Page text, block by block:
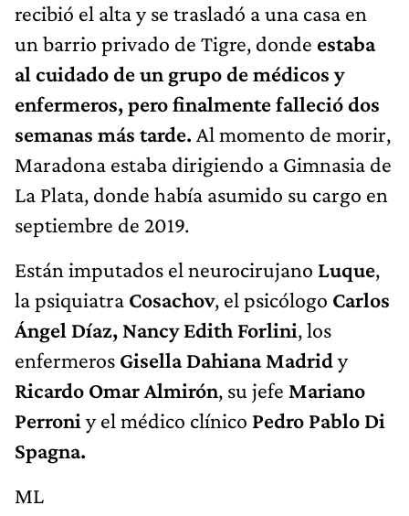
recibió el alta y se trasladó a una casa en
un barrio privado de Tigre, donde estaba
al cuidado de un grupo de médicos y
enfermeros, pero finalmente falleció dos
semanas más tarde. Al momento de morir,
Maradona estaba dirigiendo a Gimnasia de
La Plata, donde había asumido su cargo en
septiembre de 2019.
Están imputados el neurocirujano Luque,
la psiquiatra Cosachov, el psicólogo Carlos
Ángel Díaz, Nancy Edith Forlini, los
enfermeros Gisella Dahiana Madridy
Ricardo Omar Almirón, su jefe Mariano
Perroni y el médico clínico Pedro Pablo Di
Spagna.
ML